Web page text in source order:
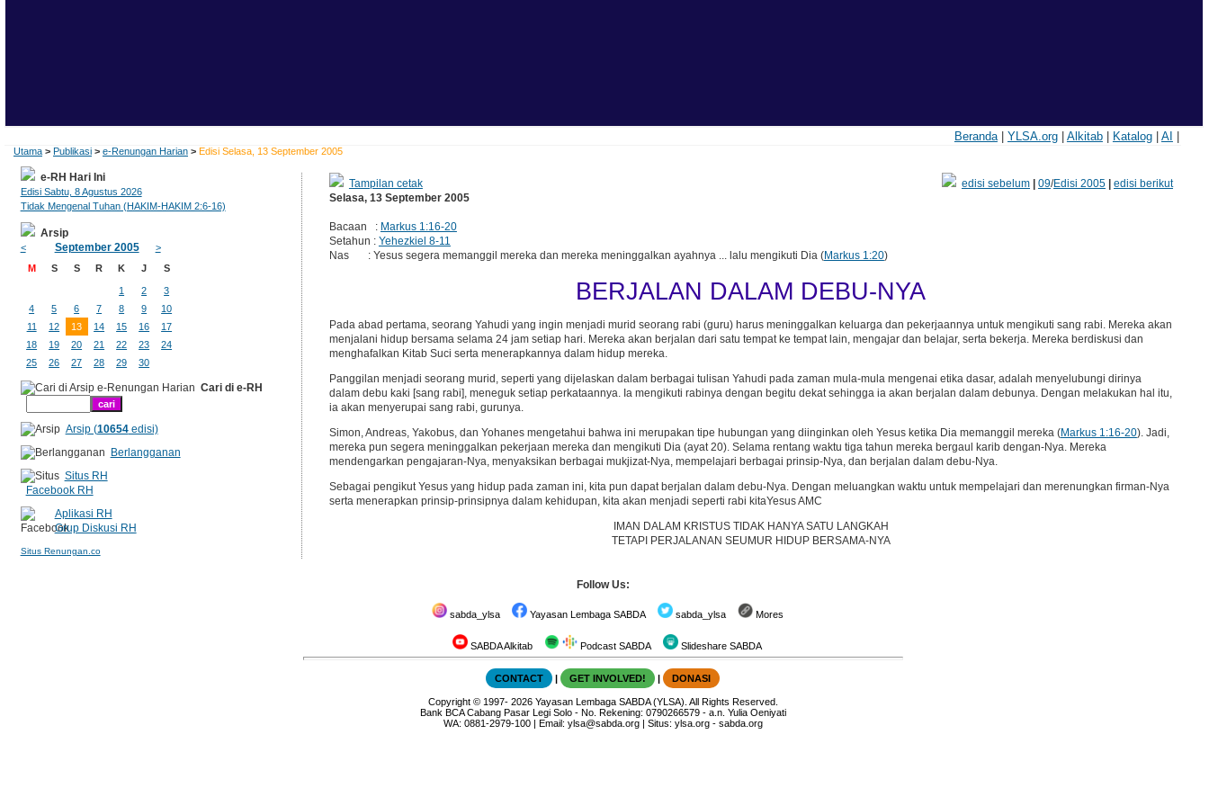
Beranda| YLSA.org| Alkitab| Katalog| AI
Utama > Publikasi > e-Renungan Harian > Edisi Selasa, 13 September 2005
Tampilan cetak edisi sebelum| 09/Edisi 2005| edisi berikut
Selasa, 13 September 2005
Bacaan : Markus 1:16-20
Setahun : Yehezkiel 8-11
Nas : Yesus segera memanggil mereka dan mereka meninggalkan ayahnya ... lalu mengikuti Dia (Markus 1:20)
BERJALAN DALAM DEBU-NYA
Pada abad pertama, seorang Yahudi yang ingin menjadi murid seorang rabi (guru) harus meninggalkan keluarga dan pekerjaannya untuk mengikuti sang rabi. Mereka akan
menjalani hidup bersama selama 24 jam setiap hari. Mereka akan berjalan dari satu tempat ke tempat lain, mengajar dan belajar, serta bekerja. Mereka berdiskusi dan
menghafalkan Kitab Suci serta menerapkannya dalam hidup mereka.
Panggilan menjadi seorang murid, seperti yang dijelaskan dalam berbagai tulisan Yahudi pada zaman mula-mula mengenai etika dasar, adalah menyelubungi dirinya
dalam debu kaki [sang rabi], meneguk setiap perkataannya. Ia mengikuti rabinya dengan begitu dekat sehingga ia akan berjalan dalam debunya. Dengan melakukan hal itu,
ia akan menyerupai sang rabi, gurunya.
Simon, Andreas, Yakobus, dan Yohanes mengetahui bahwa ini merupakan tipe hubungan yang diinginkan oleh Yesus ketika Dia memanggil mereka (Markus 1:16-20). Jadi,
mereka pun segera meninggalkan pekerjaan mereka dan mengikuti Dia (ayat 20). Selama rentang waktu tiga tahun mereka bergaul karib dengan-Nya. Mereka
mendengarkan pengajaran-Nya, menyaksikan berbagai mukjizat-Nya, mempelajari berbagai prinsip-Nya, dan berjalan dalam debu-Nya.
Sebagai pengikut Yesus yang hidup pada zaman ini, kita pun dapat berjalan dalam debu-Nya. Dengan meluangkan waktu untuk mempelajari dan merenungkan firman-Nya
serta menerapkan prinsip-prinsipnya dalam kehidupan, kita akan menjadi seperti rabi kitaYesus AMC
IMAN DALAM KRISTUS TIDAK HANYA SATU LANGKAH
TETAPI PERJALANAN SEUMUR HIDUP BERSAMA-NYA
e-RH Hari Ini
Edisi Sabtu, 8 Agustus 2026
Tidak Mengenal Tuhan (HAKIM-HAKIM 2:6-16)
Arsip
< September 2005
>
M
S S R K J S
1 2
3
4
5 6 7 8 9
10
11
12 13 14 15 16
17
18
19 20 21 22 23
24
25
26 27 28 29 30
Cari di e-RH
Arsip (10654edisi)
Berlangganan
Situs RH
Facebook RH
Aplikasi RH
Grup Diskusi RH
Situs Renungan.co
Follow Us:
sabda_ylsa Yayasan Lembaga SABDA sabda_ylsa Mores
SABDA Alkitab Podcast SABDA Slideshare SABDA
CONTACT | GET INVOLVED! | DONASI
Copyright© 1997- 2026 Yayasan Lembaga SABDA (YLSA). All Rights Reserved.
Bank BCA Cabang Pasar Legi Solo - No. Rekening: 0790266579 - a.n. Yulia Oeniyati
WA: 0881-2979-100| Email: ylsa@sabda.org| Situs: ylsa.org- sabda.org